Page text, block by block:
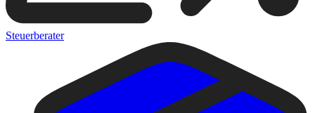
Steuerberater